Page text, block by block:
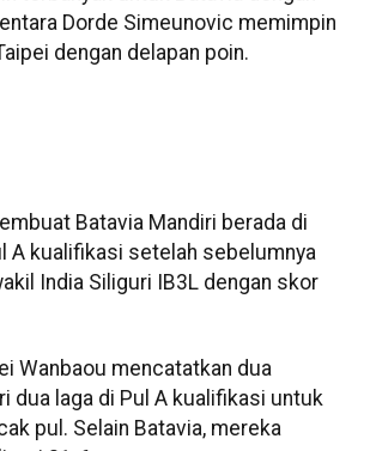
Dorde Simeunovic memimpin
dengan delapan poin.
Batavia Mandiri berada di
A kualifikasi setelah sebelumnya
India Siliguri IB3L dengan skor
Wanbaou mencatatkan dua
dua laga di Pul A kualifikasi untuk
pul. Selain Batavia, mereka